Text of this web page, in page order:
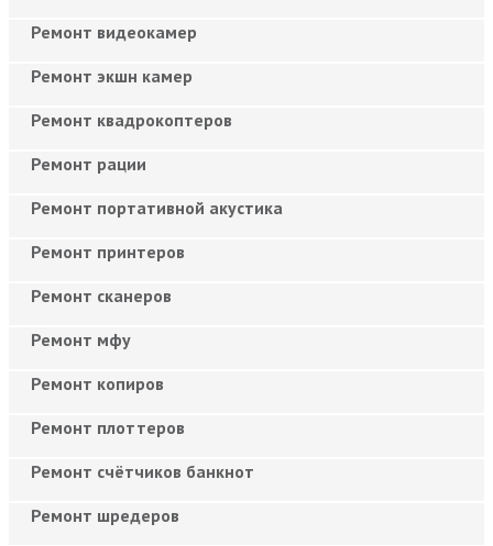
Ремонт видеокамер
Ремонт экшн камер
Ремонт квадрокоптеров
Ремонт рации
Ремонт портативной акустика
Ремонт принтеров
Ремонт сканеров
Ремонт мфу
Ремонт копиров
Ремонт плоттеров
Ремонт счётчиков банкнот
Ремонт шредеров